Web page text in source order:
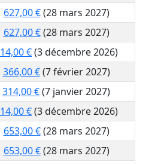
627,00 €(28 mars 2027)
627,00 €(28 mars 2027)
€(3 décembre 2026)
366,00 €(7 février 2027)
314,00 €(7 janvier 2027)
€(3 décembre 2026)
653,00 €(28 mars 2027)
653,00 €(28 mars 2027)